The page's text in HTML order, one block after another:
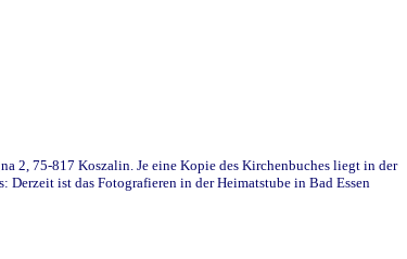
2, 75-817 Koszalin. Je eine Kopie des Kirchenbuches liegt in der
ist das Fotografieren in der Heimatstube in Bad Essen